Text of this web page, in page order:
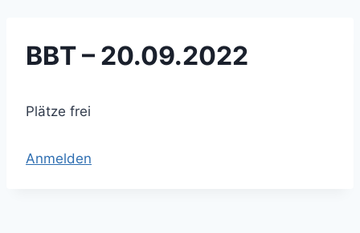
BBT – 20.09.2022
Plätze frei
Anmelden